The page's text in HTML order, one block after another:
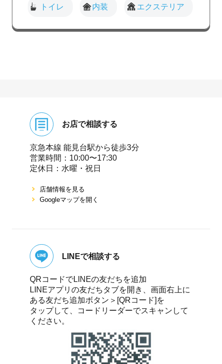
トイレ 内装 エクステリア
お店で相談する
京急本線 能⾒台駅から徒歩3分
営業時間：10:00〜17:30
定休⽇：⽔曜・祝⽇
店舗情報を⾒る
Googleマップを開く
LINEで相談する
QRコードでLINEの友だちを追加
LINEアプリの友だちタブを開き、画面右上に
ある友だち追加ボタン＞[QRコード]を
タップして、コードリーダーでスキャンして
ください。